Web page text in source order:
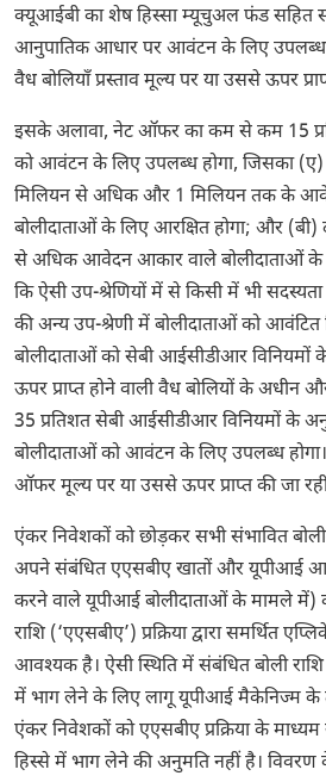
क्यूआईबी का शेष हिस्सा म्यूचुअल फंड सहित
आनुपातिक आधार पर आवंटन के लिए उपलब्ध
वैध बोलियाँ प्रस्ताव मूल्य पर या उससे ऊपर
इसके अलावा, नेट ऑफर का कम से कम 15
को आवंटन के लिए उपलब्ध होगा, जिसका (ए)
मिलियन से अधिक और 1 मिलियन तक के
बोलीदाताओं के लिए आरक्षित होगा; और (बी)
से अधिक आवेदन आकार वाले बोलीदाताओं के
कि ऐसी उप-श्रेणियों में से किसी में भी
की अन्य उप-श्रेणी में बोलीदाताओं को
बोलीदाताओं को सेबी आईसीडीआर
ऊपर प्राप्त होने वाली वैध बोलियों के
35 प्रतिशत सेबी आईसीडीआर विनियमों के
बोलीदाताओं को आवंटन के लिए उपलब्ध
ऑफर मूल्य पर या उससे ऊपर प्राप्त की जा
एंकर निवेशकों को छोड़कर सभी संभावित
अपने संबंधित एएसबीए खातों और यूपीआई
करने वाले यूपीआई बोलीदाताओं के मामले में)
राशि (‘एएसबीए’) प्रक्रिया द्वारा समर्थित
आवश्यक है। ऐसी स्थिति में संबंधित बोली
में भाग लेने के लिए लागू यूपीआई मैकेनिज्म के
एंकर निवेशकों को एएसबीए प्रक्रिया के
हिस्से में भाग लेने की अनुमति नहीं है।